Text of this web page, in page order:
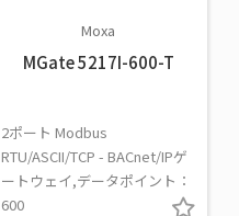
Moxa
MGate 5217I-600-T
2ポート Modbus
RTU/ASCII/TCP - BACnet/IPゲ
ートウェイ,データポイント：
600